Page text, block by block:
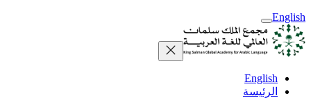
English
English
الرئيسة